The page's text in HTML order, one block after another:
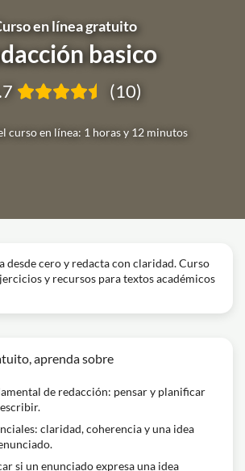
en línea gratuito
basico
curso en línea: 1 horas y 12 minutos
(10)
desde cero y redacta con claridad. Curso
y recursos para textos académicos
aprenda sobre
de redacción: pensar y planificar
claridad, coherencia y una idea
si un enunciado expresa una idea